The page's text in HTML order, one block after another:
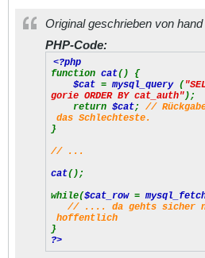
Original geschrieben von hand
PHP-Code:
<?php
function cat() {
$cat = mysql_query (
gorie ORDER BY cat_auth");
return $cat; //
das Schlechteste.
}
// ...
cat();
while($cat_row =
// .... da gehts sicher
hoffentlich
}
?>